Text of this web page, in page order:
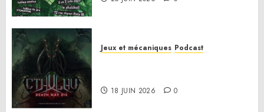
Jeux et mécaniques Podcast
18 JUIN 2026 0